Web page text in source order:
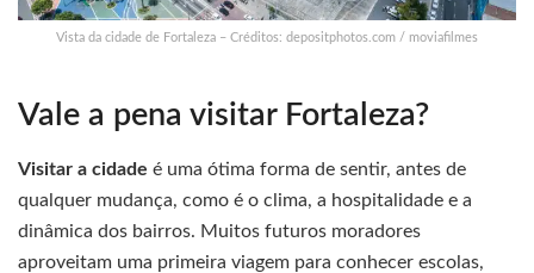
Vista da cidade de Fortaleza – Créditos: depositphotos.com / moviafilmes
Vale a pena visitar Fortaleza?
Visitar a cidade é uma ótima forma de sentir, antes de
qualquer mudança, como é o clima, a hospitalidade e a
dinâmica dos bairros. Muitos futuros moradores
aproveitam uma primeira viagem para conhecer escolas,